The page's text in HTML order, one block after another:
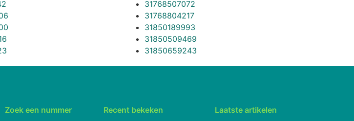
31768507072
31768804217
31850189993
31850509469
31850659243
Zoek een nummer
Recent bekeken
Laatste artikelen